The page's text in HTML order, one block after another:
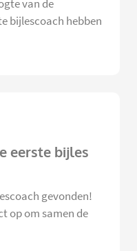
van de
bijlescoach hebben
eerste bijles
gevonden!
op om samen de